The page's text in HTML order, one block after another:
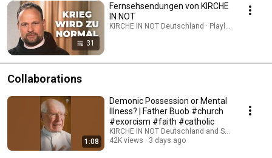
31
Fernsehsendungen von KIRCHE
IN NOT
KIRCHE IN NOT Deutschland · Playlist
Collaborations
1:08
Demonic Possession or Mental
Illness? | Father Buob #church
#exorcism #faith #catholic
KIRCHE IN NOT Deutschland and St. Ulrich
42K views
3 days ago